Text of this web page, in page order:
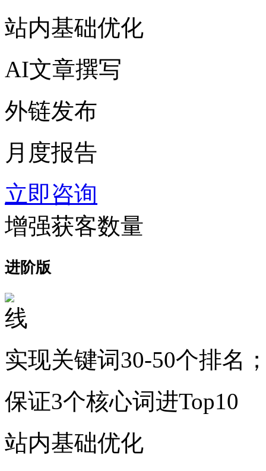
站内基础优化
AI文章撰写
外链发布
月度报告
立即咨询
增强获客数量
进阶版
实现关键词30-50个排名
保证3个核心词进Top10
站内基础优化